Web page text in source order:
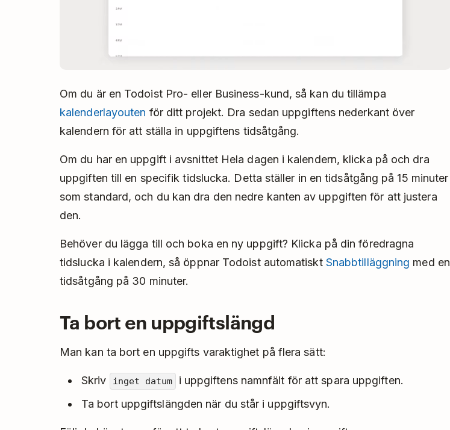
Om du är en Todoist Pro- eller Business-kund, så kan du tillämpa
kalenderlayouten för ditt projekt. Dra sedan uppgiftens nederkant över
kalendern för att ställa in uppgiftens tidsåtgång.
Om du har en uppgift i avsnittet Hela dagen i kalendern, klicka på och dra
uppgiften till en specifik tidslucka. Detta ställer in en tidsåtgång på 15 minuter
som standard, och du kan dra den nedre kanten av uppgiften för att justera
den.
Behöver du lägga till och boka en ny uppgift? Klicka på din föredragna
tidslucka i kalendern, så öppnar Todoist automatiskt Snabbtilläggning med en
tidsåtgång på 30 minuter.
Ta bort en uppgiftslängd
Man kan ta bort en uppgifts varaktighet på flera sätt:
Skriv inget datum
i uppgiftens namnfält för att spara uppgiften.
Ta bort uppgiftslängden när du står i uppgiftsvyn.